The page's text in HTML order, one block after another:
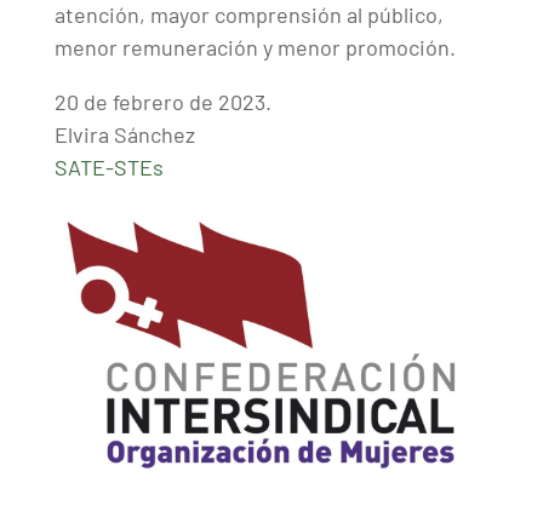
atención, mayor comprensión al público,
menor remuneración y menor promoción.
20 de febrero de 2023.
Elvira Sánchez
SATE-STEs